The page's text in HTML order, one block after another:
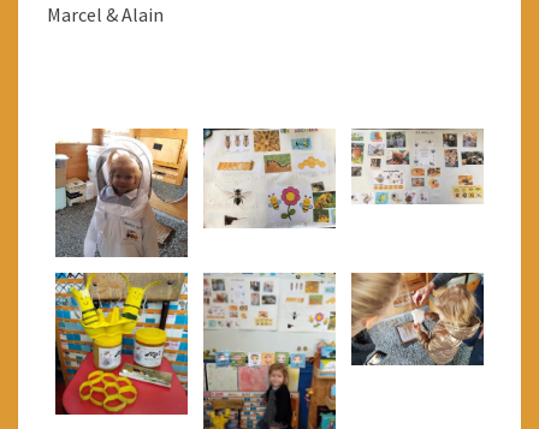
Marcel & Alain